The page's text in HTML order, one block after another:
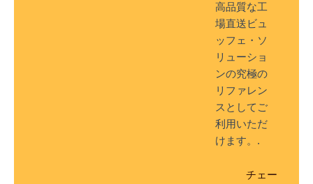
高品質な工
場直送ビュ
ッフェ・ソ
リューショ
ンの究極の
リファレン
スとしてご
利用いただ
けます。.
チェー